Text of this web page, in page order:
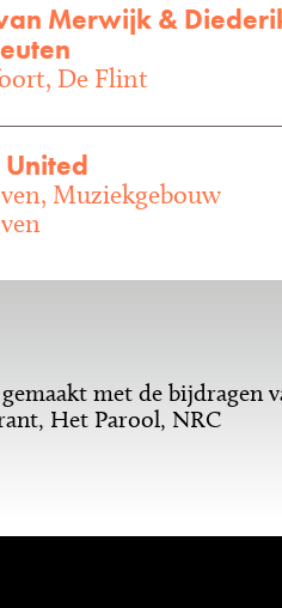
Merwijk &
De Flint
United
Muziekgebouw
met de bijdragen
Het Parool, NRC